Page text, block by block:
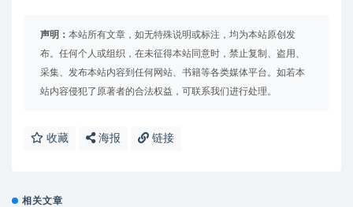
声明： 本站所有文章，如无特殊说明或标注，均为本站原创发
布。任何个人或组织，在未征得本站同意时，禁止复制、盗用、
采集、发布本站内容到任何网站、书籍等各类媒体平台。如若本
站内容侵犯了原著者的合法权益，可联系我们进行处理。
收藏 海报 链接
相关文章